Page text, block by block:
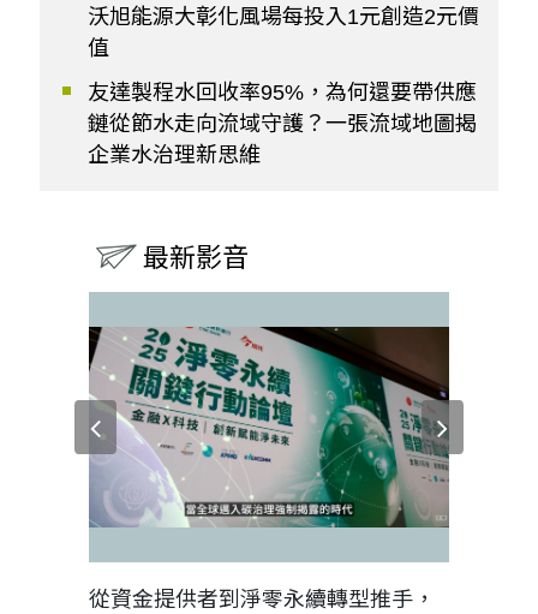
沃旭能源大彰化風場每投入1元創造2元價
值
友達製程水回收率95%，為何還要帶供應
鏈從節水走向流域守護？一張流域地圖揭
企業水治理新思維
最新影音
從資金提供者到淨零永續轉型推手，